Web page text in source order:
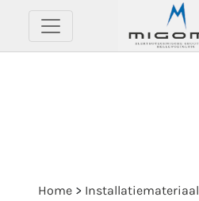
Home > Installatiemateriaal